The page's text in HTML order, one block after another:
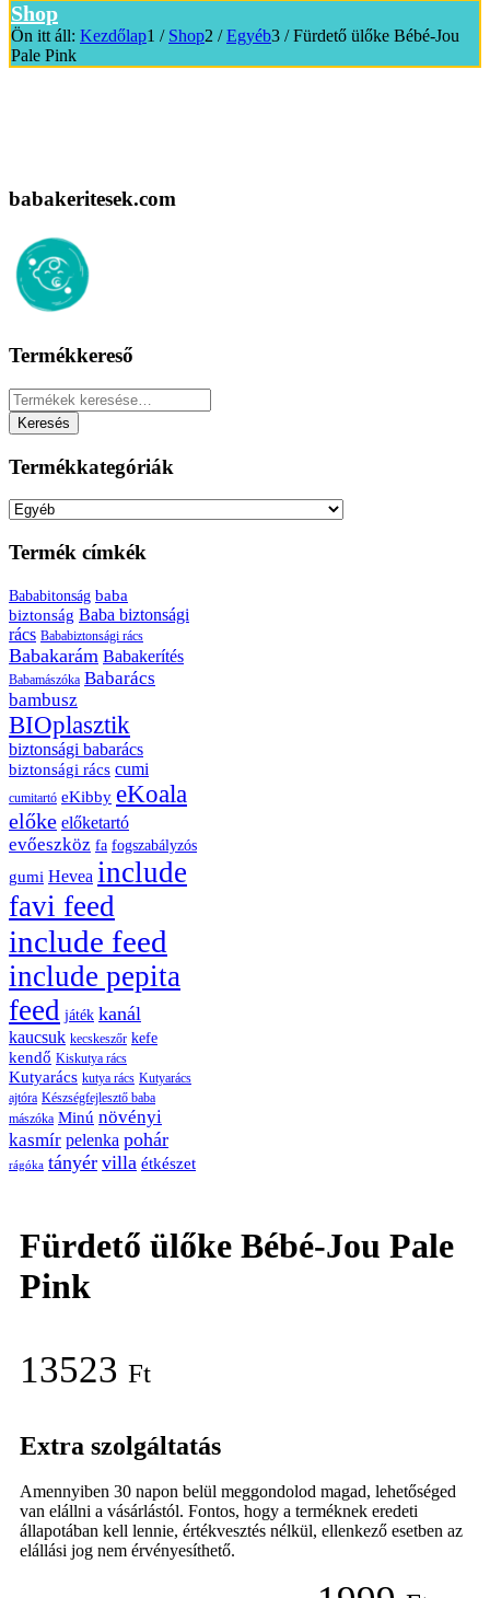
Shop
Ön itt áll: Kezdőlap1 / Shop2 / Egyéb3 / Fürdető ülőke Bébé-Jou
Pale Pink
babakeritesek.com
Termékkereső
Keresés
a
következőre:
Keresés
Termékkategóriák
Termék címkék
Bababitonság baba
biztonság Baba biztonsági
rács Bababiztonsági rács
Babakarám Babakerítés
Babamászóka Babarács
bambusz
BIOplasztik
biztonsági babarács
biztonsági rács cumi
cumitartó eKibby eKoala
előke előketartó
evőeszköz fa fogszabályzós
gumi Hevea include
favi feed
include feed
include pepita
feed játék kanál
kaucsuk kecskeszőr kefe
kendő Kiskutya rács
Kutyarács kutya rács Kutyarács
ajtóra Készségfejlesztő baba
mászóka Minú növényi
kasmír pelenka pohár
rágóka tányér villa étkészet
Fürdető ülőke Bébé-Jou Pale
Pink
13523 Ft
Extra szolgáltatás
Amennyiben 30 napon belül meggondolod magad, lehetőséged
van elállni a vásárlástól. Fontos, hogy a terméknek eredeti
állapotában kell lennie, értékvesztés nélkül, ellenkező esetben az
elállási jog nem érvényesíthető.